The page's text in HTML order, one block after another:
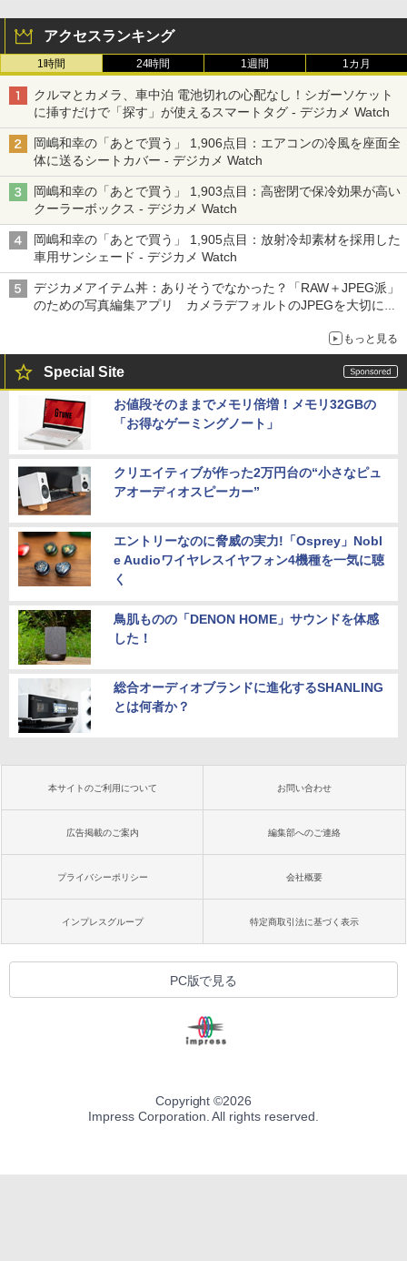
アクセスランキング
1時間 24時間 1週間 1カ月
クルマとカメラ、車中泊 電池切れの心配なし！シガーソケット
に挿すだけで「探す」が使えるスマートタグ - デジカメ Watch
岡嶋和幸の「あとで買う」 1,906点目：エアコンの冷風を座面全
体に送るシートカバー - デジカメ Watch
岡嶋和幸の「あとで買う」 1,903点目：高密閉で保冷効果が高い
クーラーボックス - デジカメ Watch
岡嶋和幸の「あとで買う」 1,905点目：放射冷却素材を採用した
車用サンシェード - デジカメ Watch
デジカメアイテム丼：ありそうでなかった？「RAW＋JPEG派」
のための写真編集アプリ カメラデフォルトのJPEGを大切にす
もっと見る
Special Site
お値段そのままでメモリ倍増！メモリ32GBの
「お得なゲーミングノート」
クリエイティブが作った2万円台の“小さなピュ
アオーディオスピーカー”
エントリーなのに脅威の実力!「Osprey」Nobl
e Audioワイヤレスイヤフォン4機種を一気に聴
く
鳥肌ものの「DENON HOME」サウンドを体感
した！
総合オーディオブランドに進化するSHANLING
とは何者か？
本サイトのご利用について お問い合わせ
広告掲載のご案内 編集部へのご連絡
プライバシーポリシー 会社概要
インプレスグループ 特定商取引法に基づく表示
PC版で見る
Copyright ©2026
Impress Corporation. All rights reserved.